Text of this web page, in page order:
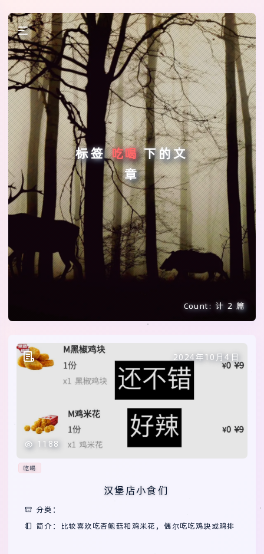
标签吃喝下的文
章
Count: 计 2 篇
2024年10月4日
1188
吃喝
汉堡店小食们
分类：
简介：比较喜欢吃杏鲍菇和鸡米花，偶尔吃吃鸡块或鸡排